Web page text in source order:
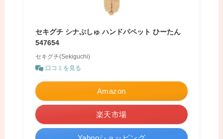
セキグチ シナぷしゅ ハンドパペット ひーたん
547654
セキグチ(Sekiguchi)
口コミを見る
Amazon
楽天市場